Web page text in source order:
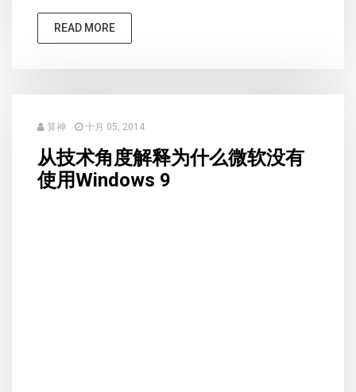
READ MORE
算神 十月 05, 2014
从技术角度解释为什么微软没有
使用Windows 9